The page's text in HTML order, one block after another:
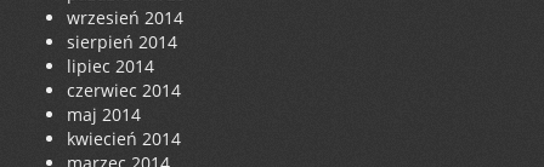
wrzesień 2014
sierpień 2014
lipiec 2014
czerwiec 2014
maj 2014
kwiecień 2014